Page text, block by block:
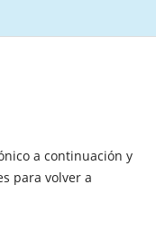
a continuación y
para volver a